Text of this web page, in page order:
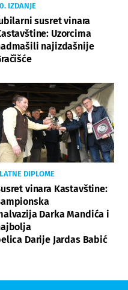
IZDANJE
susret vinara
Uzorcima
najizdašnije
DIPLOME
vinara Kastavštine:
Darka Mandića i
Darije Jardas Babić